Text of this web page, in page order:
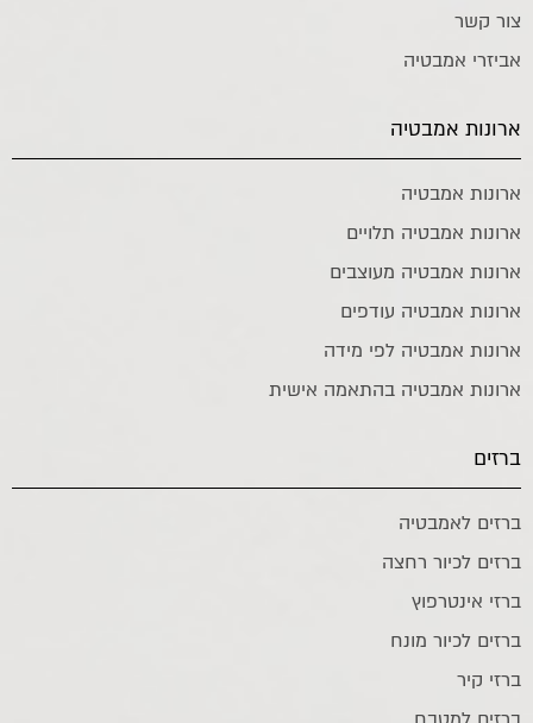
צור קשר
אביזרי אמבטיה
ארונות אמבטיה
ארונות אמבטיה
ארונות אמבטיה תלויים
ארונות אמבטיה מעוצבים
ארונות אמבטיה עודפים
ארונות אמבטיה לפי מידה
ארונות אמבטיה בהתאמה אישית
ברזים
ברזים לאמבטיה
ברזים לכיור רחצה
ברזי אינטרפוץ
ברזים לכיור מונח
ברזי קיר